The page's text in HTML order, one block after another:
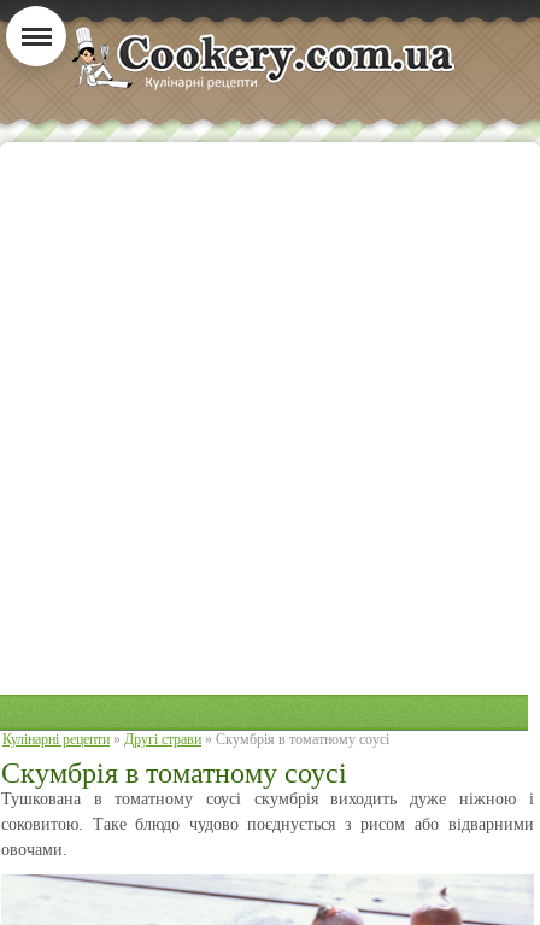
Кулінарні рецепти » Другі страви » Скумбрія в томатному соусі
Скумбрія в томатному соусі
Тушкована в томатному соусі скумбрія виходить дуже ніжною і
соковитою. Таке блюдо чудово поєднується з рисом або відварними
овочами.